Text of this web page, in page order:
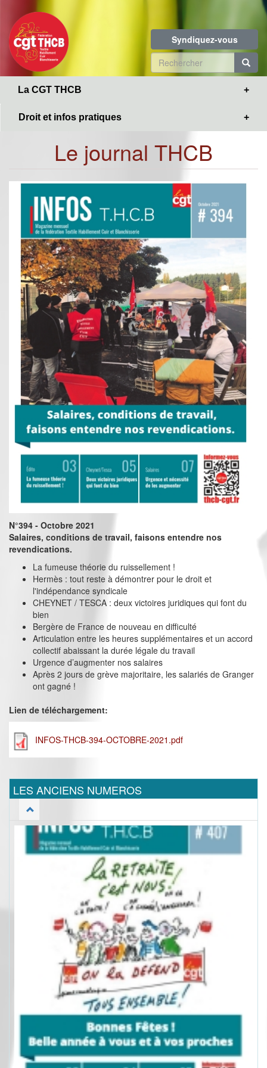
contenu
principal
Syndiquez-vous
Formulaire
de
La CGT THCB
Droit et infos pratiques
Le journal THCB
N°394 - Octobre 2021
Salaires, conditions de travail, faisons entendre nos
revendications.
La fumeuse théorie du ruissellement !
Hermès : tout reste à démontrer pour le droit et
l'indépendance syndicale
CHEYNET / TESCA : deux victoires juridiques qui font du
bien
Bergère de France de nouveau en difficulté
Articulation entre les heures supplémentaires et un accord
collectif abaissant la durée légale du travail
Urgence d’augmenter nos salaires
Après 2 jours de grève majoritaire, les salariés de Granger
ont gagné !
Lien de téléchargement:
INFOS-THCB-394-OCTOBRE-2021.pdf
LES ANCIENS NUMEROS